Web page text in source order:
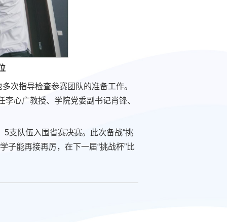
次指导检查参赛团队的准备工作。
心广教授、学院党委副书记肖锋、
支队伍入围省赛决赛。此次备战“挑
子能再接再厉，在下一届“挑战杯”比